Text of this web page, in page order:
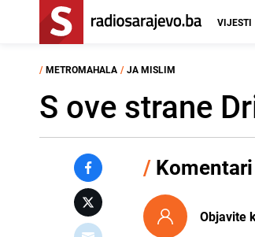
VIJESTI
/ METROMAHALA / JA MISLIM
S ove strane
/
Objavite